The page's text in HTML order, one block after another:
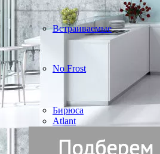
Встраиваемые
No Frost
Бирюса
Atlant